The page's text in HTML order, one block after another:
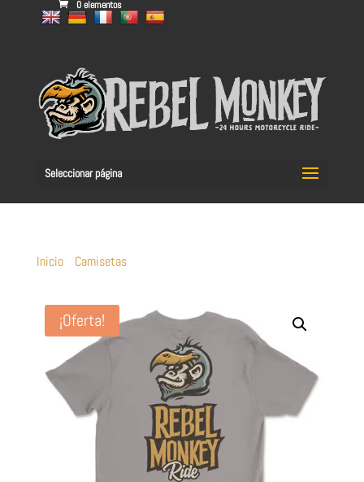
0 elementos
Seleccionar página
Inicio/ Camisetas/ Camiseta
¡Oferta!